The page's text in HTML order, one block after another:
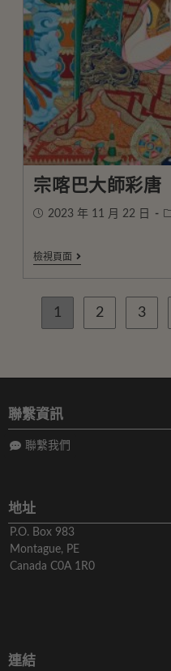
宗喀巴大師彩唐
2023 年 11 月 22 日
檢視頁面
1 2 3
聯繫資訊
聯繫我們
地址
P.O. Box 983
Montague, PE
Canada C0A 1R0
連結